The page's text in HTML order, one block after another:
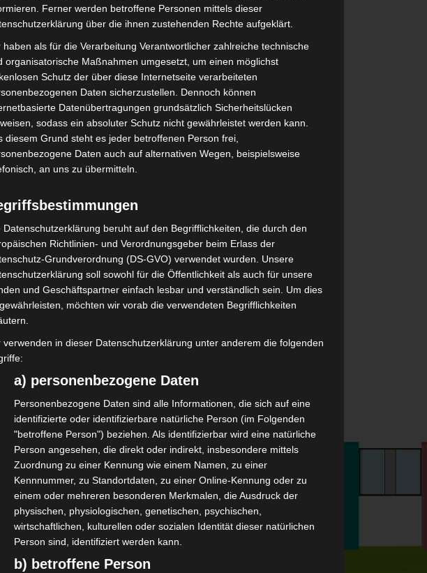
W Vavada Casino
casino Bonus bez
gracze widzą w nim
serwisem, który
hazardu. Kasyno
nowy gracz ma…
Ferner werden betroffene Personen mittels dieser
über die ihnen zustehenden Rechte aufgeklärt.
haben als für die Verarbeitung Verantwortlicher zahlreiche technische
organisatorische Maßnahmen umgesetzt, um einen möglichst
Schutz der über diese Internetseite verarbeiteten
Daten sicherzustellen. Dennoch können
Datenübertragungen grundsätzlich Sicherheitslücken
sodass ein absoluter Schutz nicht gewährleistet werden kann.
diesem Grund steht es jeder betroffenen Person frei,
Daten auch auf alternativen Wegen, beispielsweise
an uns zu übermitteln.
Datenschutzerklärung beruht auf den Begrifflichkeiten, die durch den
Richtlinien- und Verordnungsgeber beim Erlass der
Grundverordnung (DS-GVO) verwendet wurden. Unsere
soll sowohl für die Öffentlichkeit als auch für unsere
und Geschäftspartner einfach lesbar und verständlich sein. Um dies
möchten wir vorab die verwendeten Begrifflichkeiten
verwenden in dieser Datenschutzerklärung unter anderem die folgenden
a) personenbezogene Daten
Personenbezogene Daten sind alle Informationen, die sich auf eine
identifizierte oder identifizierbare natürliche Person (im Folgenden
"betroffene Person") beziehen. Als identifizierbar wird eine natürliche
Person angesehen, die direkt oder indirekt, insbesondere mittels
Zuordnung zu einer Kennung wie einem Namen, zu einer
Kennnummer, zu Standortdaten, zu einer Online-Kennung oder zu
einem oder mehreren besonderen Merkmalen, die Ausdruck der
physischen, physiologischen, genetischen, psychischen,
wirtschaftlichen, kulturellen oder sozialen Identität dieser natürlichen
Person sind, identifiziert werden kann.
b) betroffene Person